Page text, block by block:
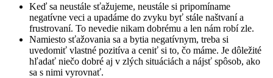
Keď sa neustále sťažujeme, neustále si pripomíname
negatívne veci a upadáme do zvyku byť stále naštvaní a
frustrovaní. To nevedie nikam dobrému a len nám robí zle.
Namiesto sťažovania sa a bytia negatívnym, treba si
uvedomiť vlastné pozitíva a ceniť si to, čo máme. Je dôležité
hľadať niečo dobré aj v zlých situáciách a nájsť spôsob, ako
sa s nimi vyrovnať.